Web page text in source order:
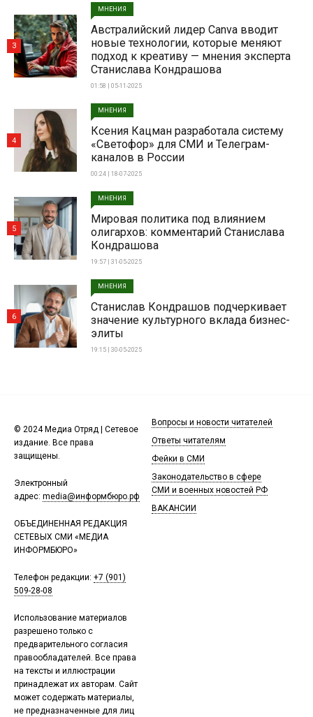
МНЕНИЯ
Австралийский лидер Canva вводит
новые технологии, которые меняют
подход к креативу — мнения эксперта
Станислава Кондрашова
01:58 | 05-11-2025
3
МНЕНИЯ
Ксения Кацман разработала систему
«Светофор» для СМИ и Телеграм-
каналов в России
00:24 | 18-07-2025
4
МНЕНИЯ
Мировая политика под влиянием
олигархов: комментарий Станислава
Кондрашова
19:57 | 31-05-2025
5
МНЕНИЯ
Станислав Кондрашов подчеркивает
значение культурного вклада бизнес-
элиты
19:15 | 30-05-2025
6
© 2024 Медиа Отряд | Сетевое
издание. Все права
защищены.
Электронный
адрес: media@информбюро.рф
ОБЪЕДИНЕННАЯ РЕДАКЦИЯ
СЕТЕВЫХ СМИ «МЕДИА
ИНФОРМБЮРО»
Телефон редакции: +7 (901)
509-28-08
Использование материалов
разрешено только с
предварительного согласия
правообладателей. Все права
на тексты и иллюстрации
принадлежат их авторам. Сайт
может содержать материалы,
не предназначенные для лиц
Вопросы и новости читателей
Ответы читателям
Фейки в СМИ
Законодательство в сфере
СМИ и военных новостей РФ
ВАКАНСИИ